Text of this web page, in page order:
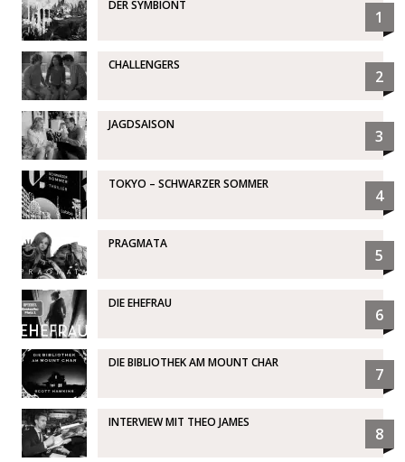
DER SYMBIONT
1
CHALLENGERS
2
JAGDSAISON
3
TOKYO – SCHWARZER SOMMER
4
PRAGMATA
5
DIE EHEFRAU
6
DIE BIBLIOTHEK AM MOUNT CHAR
7
INTERVIEW MIT THEO JAMES
8